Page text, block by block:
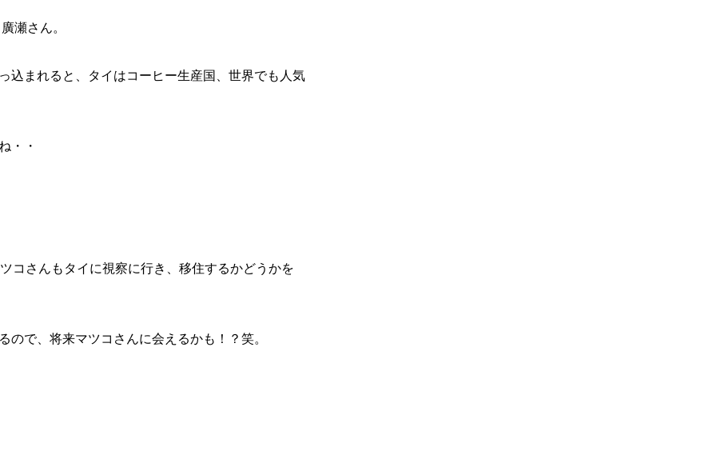
瀬さん。
込まれると、タイはコーヒー生産国、世界でも人気
・・
コさんもタイに視察に行き、移住するかどうかを
で、将来マツコさんに会えるかも！？笑。